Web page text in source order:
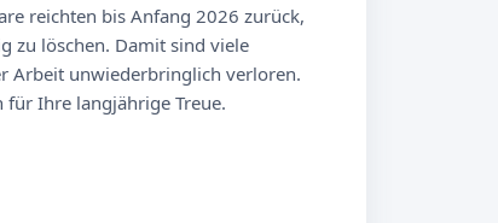
reichten bis Anfang 2026 zurück,
zu löschen. Damit sind viele
Arbeit unwiederbringlich verloren.
für Ihre langjährige Treue.